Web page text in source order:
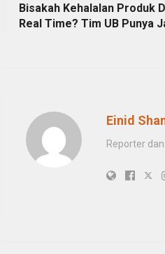
Bisakah Kehalalan Produk
Real Time? Tim UB Punya
Einid
Reporter